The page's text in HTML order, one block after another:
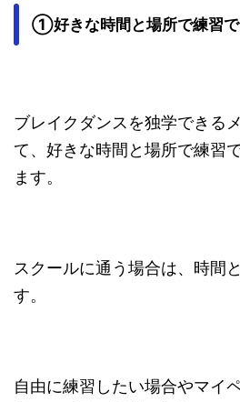
①好きな時間と場所で練習
ブレイクダンスを独学できる
て、好きな時間と場所で練習
ます。
スクールに通う場合は、時間
す。
自由に練習したい場合やマイ